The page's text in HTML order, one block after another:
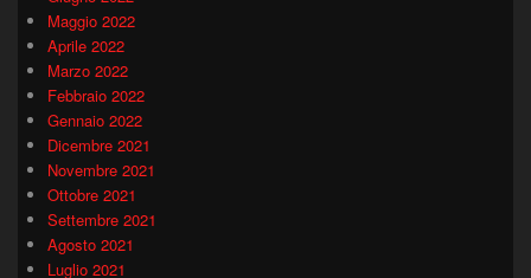
Maggio 2022
Aprile 2022
Marzo 2022
Febbraio 2022
Gennaio 2022
Dicembre 2021
Novembre 2021
Ottobre 2021
Settembre 2021
Agosto 2021
Luglio 2021